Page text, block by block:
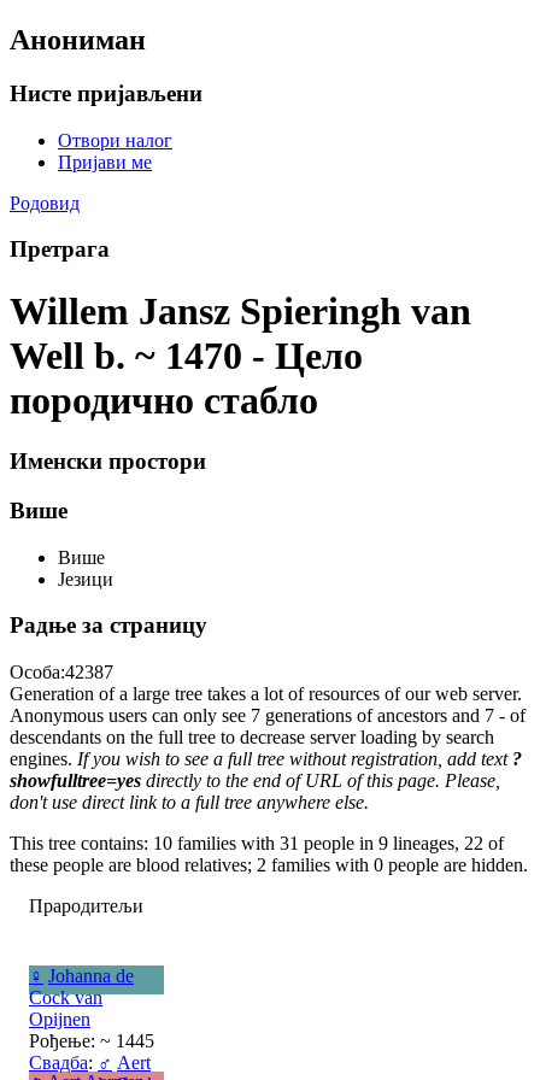
Анониман
Нисте пријављени
Отвори налог
Пријави ме
Родовид
Претрага
Willem Jansz Spieringh van
Well b. ~ 1470 - Цело
породично стабло
Именски простори
Више
Више
Језици
Радње за страницу
Особа:42387
Generation of a large tree takes a lot of resources of our web server.
Anonymous users can only see 7 generations of ancestors and 7 - of
descendants on the full tree to decrease server loading by search
engines. If you wish to see a full tree without registration, add text ?
showfulltree=yes directly to the end of URL of this page. Please,
don't use direct link to a full tree anywhere else.
This tree contains: 10 families with 31 people in 9 lineages, 22 of
these people are blood relatives; 2 families with 0 people are hidden.
Прародитељи
♀ Johanna de
Cock van
Opijnen
Рођење: ~ 1445
Свадба: ♂ Aert